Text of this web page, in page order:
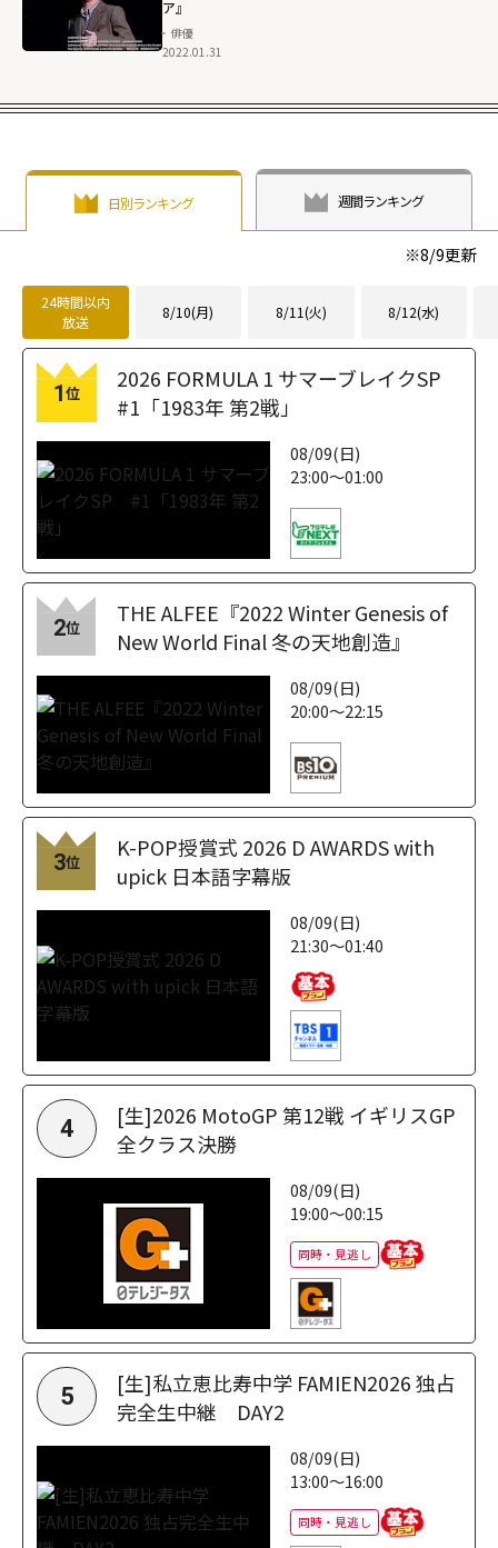
ア』
俳優
2022.01.31
日別ランキング 週間ランキング
※8/9更新
24時間以内
放送
8/10(月) 8/11(火) 8/12(水)
1位
2026 FORMULA 1 サマーブレイクSP
#1「1983年 第2戦」
08/09(日)
23:00～01:00
2位
THE ALFEE『2022 Winter Genesis of
New World Final 冬の天地創造』
08/09(日)
20:00～22:15
3位
K-POP授賞式 2026 D AWARDS with
upick 日本語字幕版
08/09(日)
21:30～01:40
4
[生]2026 MotoGP 第12戦 イギリスGP
全クラス決勝
08/09(日)
19:00～00:15
同時・見逃し
5
[生]私立恵比寿中学 FAMIEN2026 独占
完全生中継 DAY2
08/09(日)
13:00～16:00
同時・見逃し